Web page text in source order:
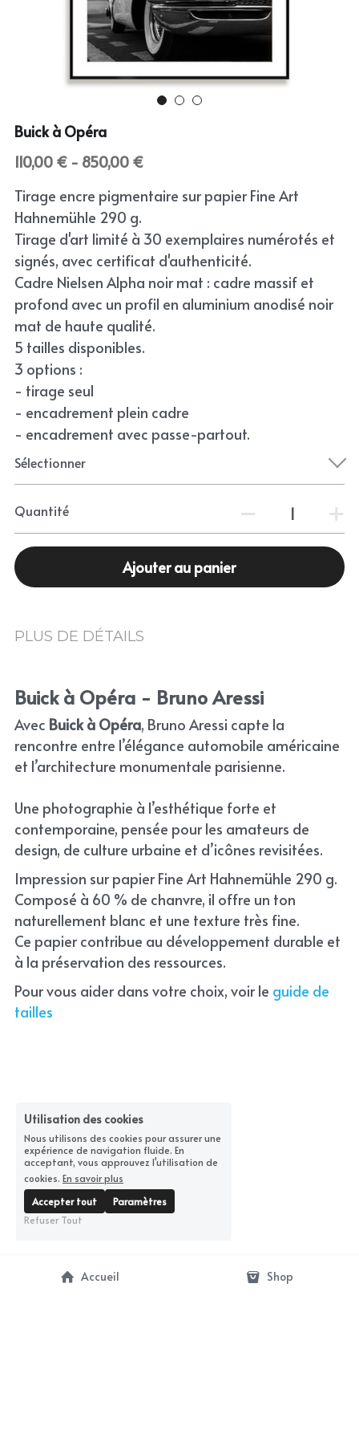
Abstract
Bloom
English
Buick à Opéra
110,00 € - 850,00 €
Tirage encre pigmentaire sur papier Fine Art
Hahnemühle 290 g.
Tirage d'art limité à 30 exemplaires numérotés et
signés, avec certificat d'authenticité.
Cadre Nielsen Alpha noir mat : cadre massif et
profond avec un profil en aluminium anodisé noir
mat de haute qualité.
5 tailles disponibles.
3 options :
- tirage seul
- encadrement plein cadre
- encadrement avec passe-partout.
Sélectionner
Quantité
Ajouter au panier
PLUS DE DÉTAILS
Buick à Opéra - Bruno Aressi
Avec Buick à Opéra, Bruno Aressi capte la
rencontre entre l’élégance automobile américaine
et l’architecture monumentale parisienne.
Une photographie à l’esthétique forte et
contemporaine, pensée pour les amateurs de
design, de culture urbaine et d’icônes revisitées.
Impression sur papier Fine Art Hahnemühle 290 g.
Composé à 60 % de chanvre, il offre un ton
naturellement blanc et une texture très fine.
Ce papier contribue au développement durable et
à la préservation des ressources.
Pour vous aider dans votre choix, voir le guide de
tailles
Accueil Shop
Utilisation des cookies
Nous utilisons des cookies pour assurer une
expérience de navigation fluide. En
acceptant, vous approuvez l'utilisation de
cookies. En savoir plus
Accepter tout
Paramètres
Refuser Tout